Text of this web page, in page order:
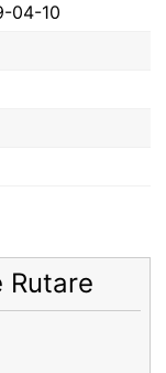
04-10
Rutare